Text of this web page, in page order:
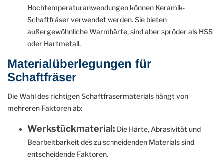
Hochtemperaturanwendungen können Keramik-
Schaftfräser verwendet werden. Sie bieten
außergewöhnliche Warmhärte, sind aber spröder als HSS
oder Hartmetall.
Materialüberlegungen für
Schaftfräser
Die Wahl des richtigen Schaftfräsermaterials hängt von
mehreren Faktoren ab:
Werkstückmaterial: Die Härte, Abrasivität und
Bearbeitbarkeit des zu schneidenden Materials sind
entscheidende Faktoren.